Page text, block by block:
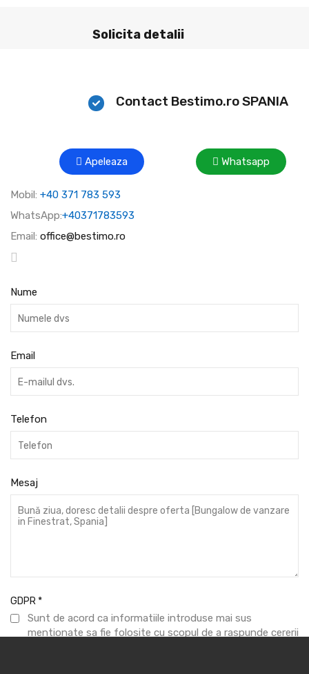
Solicita detalii
Contact Bestimo.ro SPANIA
Apeleaza Whatsapp
Mobil: +40 371 783 593
WhatsApp:+40371783593
Email: office@bestimo.ro
Nume
Email
Telefon
Mesaj
GDPR*
Sunt de acord ca informatiile introduse mai sus
mentionate sa fie folosite cu scopul de a raspunde cererii